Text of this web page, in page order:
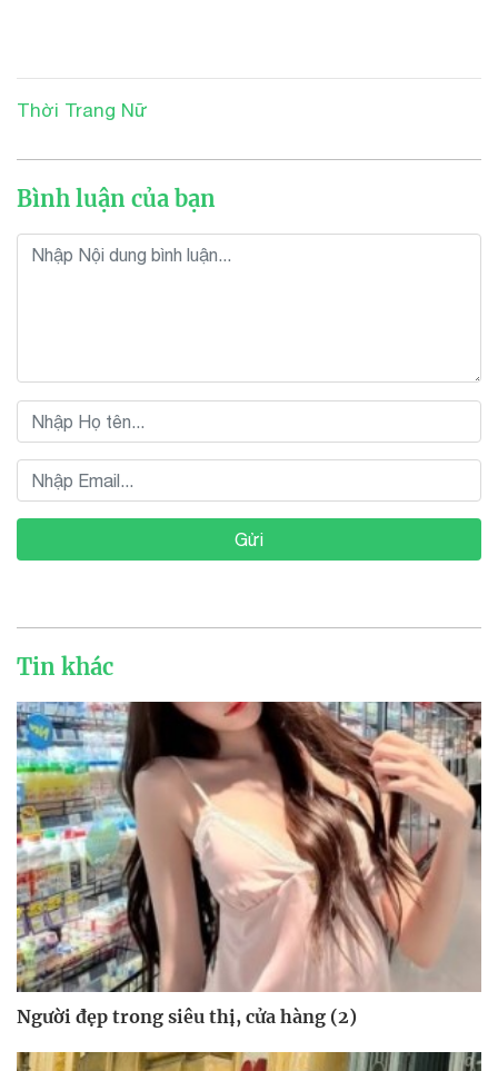
Thời Trang Nữ
Bình luận của bạn
Gửi
Tin khác
Người đẹp trong siêu thị, cửa hàng (2)